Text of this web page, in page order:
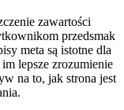
zawartości
przedsmak
meta są istotne dla
lepsze zrozumienie
na to, jak strona jest